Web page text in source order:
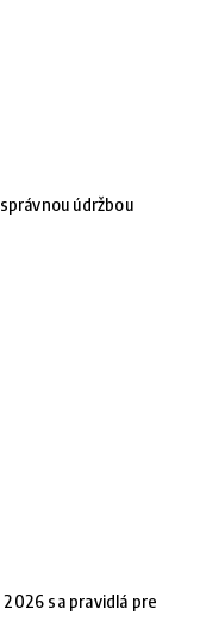
údržbou
sa pravidlá pre